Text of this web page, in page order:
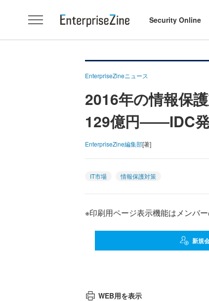
Security Online
EnterpriseZineニュース
2016年の情報保
129億円――IDC
EnterpriseZine編集部[著]
IT市場 情報保護対策
※印刷用ページ表示機能はメンバ
新規
WEB用を表示